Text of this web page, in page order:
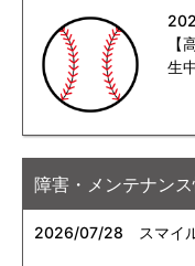
【
生
障害・メンテナン
2026/07/28 スマイ